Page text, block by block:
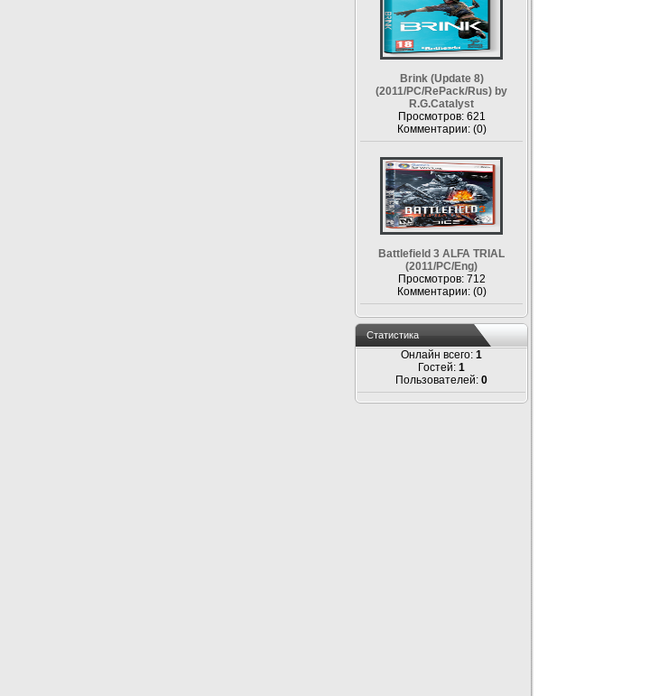
Brink (Update 8)
(2011/PC/RePack/Rus) by
R.G.Catalyst
Просмотров: 621
Комментарии: (0)
Battlefield 3 ALFA TRIAL
(2011/PC/Eng)
Просмотров: 712
Комментарии: (0)
Статистика
Онлайн всего: 1
Гостей: 1
Пользователей: 0